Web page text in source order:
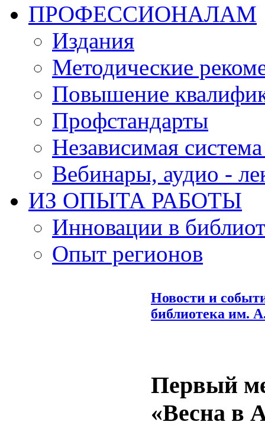
ПРОФЕССИОНАЛАМ
Издания
Методические
Повышение
Профстандарты
Независимая
Вебинары, аудио -
ИЗ ОПЫТА РАБОТЫ
Инновации в
Опыт регионов
Новости и
библиотека им.
Первый
«Весна в